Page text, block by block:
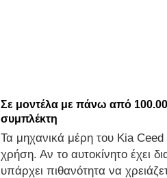
Σε μοντέλα με πάνω από
συμπλέκτη
Τα μηχανικά μέρη του Kia Ceed
χρήση. Αν το αυτοκίνητο έχει
υπάρχει πιθανότητα να